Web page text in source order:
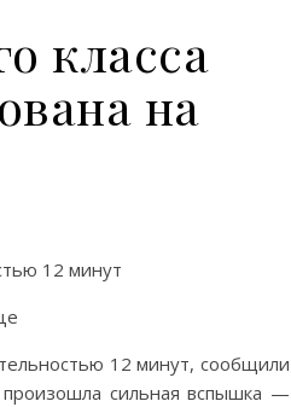
класса
на
12 минут
12 минут, сообщили
сильная вспышка —